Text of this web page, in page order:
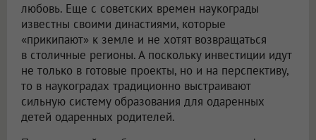
любовь. Еще с советских времен наукограды
известны своими династиями, которые
«прикипают» к земле и не хотят возвращаться
в столичные регионы. А поскольку инвестиции идут
не только в готовые проекты, но и на перспективу,
то в наукоградах традиционно выстраивают
сильную систему образования для одаренных
детей одаренных родителей.